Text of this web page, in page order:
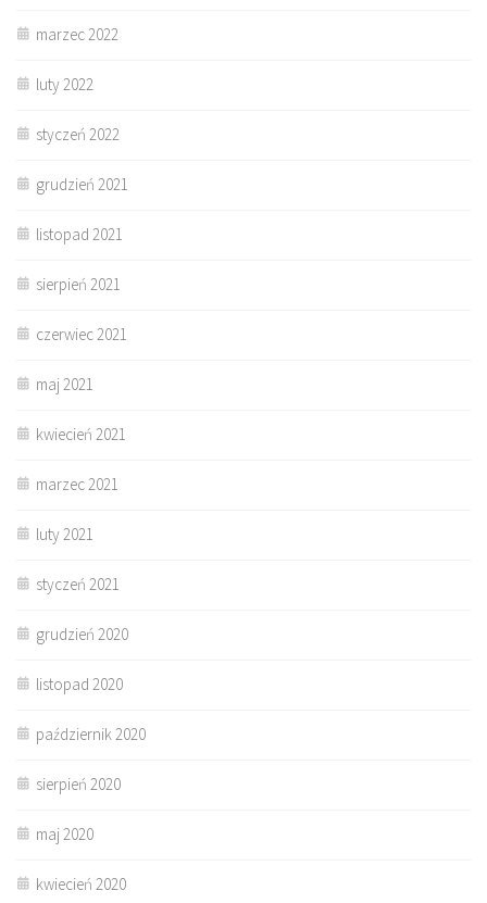
marzec 2022
luty 2022
styczeń 2022
grudzień 2021
listopad 2021
sierpień 2021
czerwiec 2021
maj 2021
kwiecień 2021
marzec 2021
luty 2021
styczeń 2021
grudzień 2020
listopad 2020
październik 2020
sierpień 2020
maj 2020
kwiecień 2020